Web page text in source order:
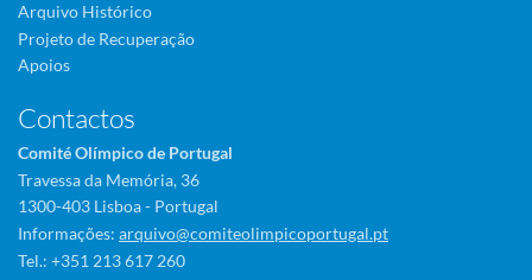
Arquivo Histórico
Projeto de Recuperação
Apoios
Contactos
Comité Olímpico de Portugal
Travessa da Memória, 36
1300-403 Lisboa - Portugal
Informações: arquivo@comiteolimpicoportugal.pt
Tel.: +351 213 617 260